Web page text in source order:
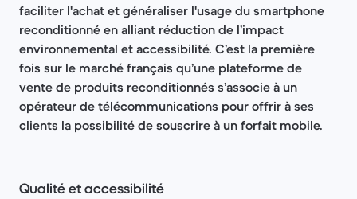
faciliter l'achat et généraliser l'usage du smartphone
reconditionné en alliant réduction de l’impact
environnemental et accessibilité. C’est la première
fois sur le marché français qu’une plateforme de
vente de produits reconditionnés s’associe à un
opérateur de télécommunications pour offrir à ses
clients la possibilité de souscrire à un forfait mobile.
Qualité et accessibilité